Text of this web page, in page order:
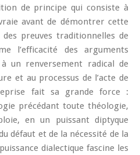
de principe qui consiste à
avant de démontrer cette
preuves traditionnelles de
l’efficacité des arguments
un renversement radical de
et au processus de l’acte de
fait sa grande force :
précédant toute théologie,
en un puissant diptyque
défaut et de la nécessité de la
dialectique fascine les